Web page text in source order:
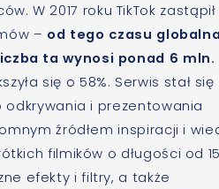
W 2017 roku TikTok zastąpił
– od tego czasu
ta wynosi ponad 6 mln.
się o 58%. Serwis stał się
i prezentowania
źródłem inspiracji i
filmików o długości od 15
efekty i filtry, a także